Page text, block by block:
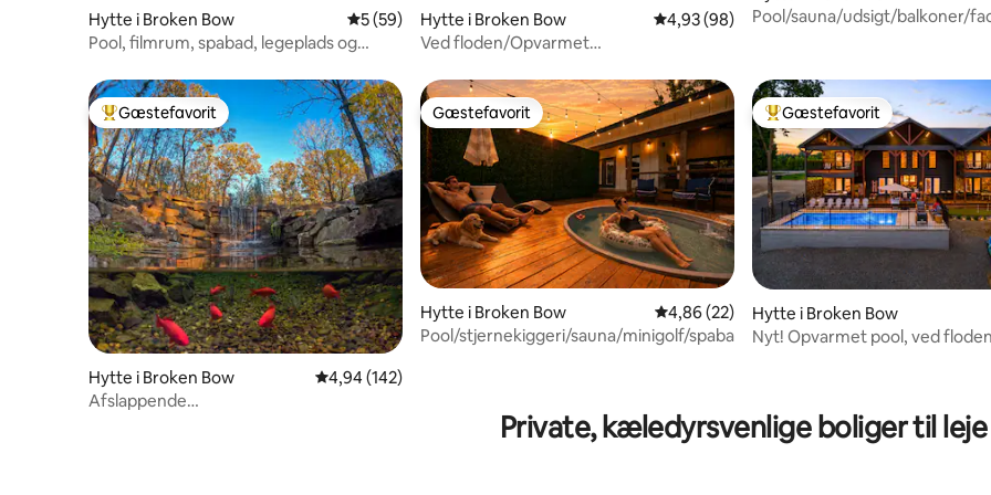
Hytte i Broken Bow 5 ud af 5 i gennemsnitlig bedømmelse, 59 omtaler
5 (59)
Pool, filmrum, spabad, legeplads og
Hytte i Broken Bow 4,93 ud af 5 i gennemsnitlig bedømmelse,
4,93 (98)
Ved floden/Opvarmet
Pool/sauna/udsigt/balkoner/
Bedste gæstefavorit
Gæstefavorit
Hytte i Broken Bow 4,94 ud af 5 i gennemsnitlig bedømmelse, 142 omtaler
4,94 (142)
Afslappende
Gæstefavorit
Gæstefavorit
Hytte i Broken Bow 4,86 ud af 5 i gennemsnitlig bedømmelse,
4,86 (22)
Pool/stjernekiggeri/sauna/minigolf/spabad/film
Bedste gæstefavorit
Gæstefavorit
Hytte i Broken Bow
Nyt! Opvarmet pool, ved
Private, kæledyrsvenlige boliger til leje